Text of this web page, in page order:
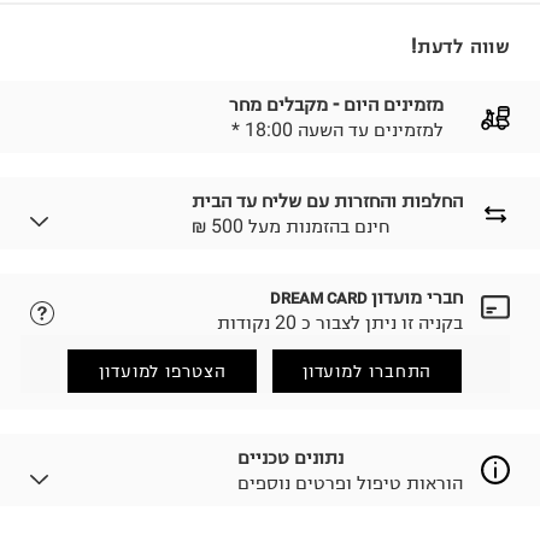
שווה לדעת!
החלפות והחזרות עם שליח עד הבית
₪ חינם בהזמנות מעל 500
לבחירת בשיטת המשלוח המתאימה לכם,
הזמנתם והתחרטתם?
(במקום ב-19.9 ₪) לזמן מוגבל! חינם בהזמנות מעל 500 ₪.
למידע נא ללחוץ כאן
.
לפני החזרת החבילה, חשוב להדביק את מדבקת הגוביינא על
חברי מועדון DREAM CARD
בקניה זו ניתן לצבור כ 20 נקודות
התחברו למועדון הצטרפו למועדון
נתונים טכניים
הוראות טיפול ופרטים נוספים